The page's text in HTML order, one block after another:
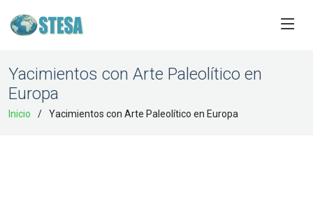
Yacimientos con Arte Paleolítico en
Europa
Inicio Yacimientos con Arte Paleolítico en Europa